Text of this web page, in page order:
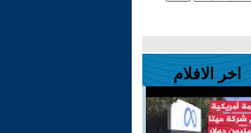
اخر الافلام